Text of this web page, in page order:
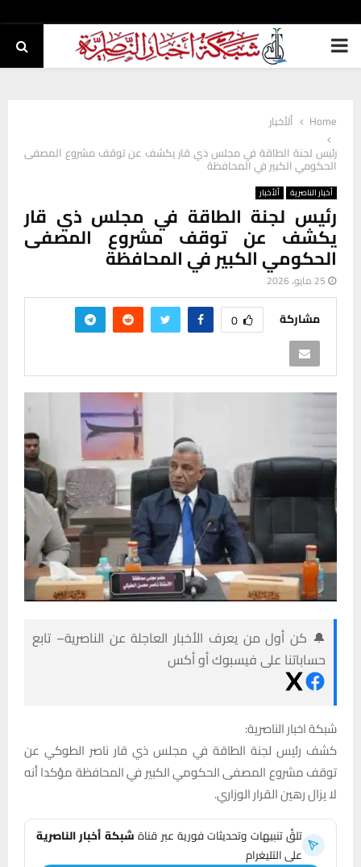
PRIMARY
Home
ألأخبار
رئيس لجنة الطاقة في مجلس ذي قار يكشف عن توقف مشروع المصفى
الحكومي الكبير في المحافظة
أخبار الناصرية ألأخبار
رئيس لجنة الطاقة في مجلس ذي قار
يكشف عن توقف مشروع المصفى
الحكومي الكبير في المحافظة
25 مايو، 2026
مشاركة 0
🔔 كن أول من يعرف الأخبار العاجلة عن الناصرية– تابع
حساباتنا على فيسبوك أو أكس
شبكة اخبار الناصرية:
كشف رئيس لجنة الطاقة في مجلس ذي قار ناصر الطوكي عن
توقف مشروع المصفى الحكومي الكبير في المحافظة مؤكدا أنه
لا يزال رهين القرار الوزاري.
تلقَّ تنبيهات وتحديثات فورية عبر قناةشبكة أخبار الناصرية
على التليغرام